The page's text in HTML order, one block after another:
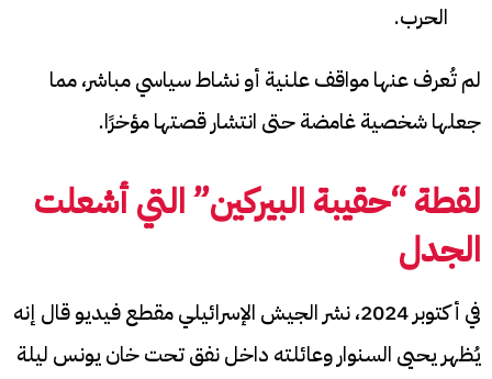
الحرب.
لم تُعرف عنها مواقف علنية أو نشاط سياسي مباشر، مما
جعلها شخصية غامضة حتى انتشار قصتها مؤخرًا.
لقطة “حقيبة البيركين” التي أشعلت
الجدل
في أكتوبر 2024، نشر الجيش الإسرائيلي مقطع فيديو قال إنه
يُظهر يحيى السنوار وعائلته داخل نفق تحت خان يونس ليلة